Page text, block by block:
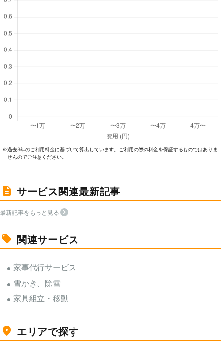
※過去3年のご利⽤料⾦に基づいて算出しています。ご利⽤の際の料⾦を保証するものではありま
せんのでご注意ください。
サービス関連最新記事
最新記事をもっと見る
関連サービス
家事代行サービス
雪かき、除雪
家具組立・移動
エリアで探す